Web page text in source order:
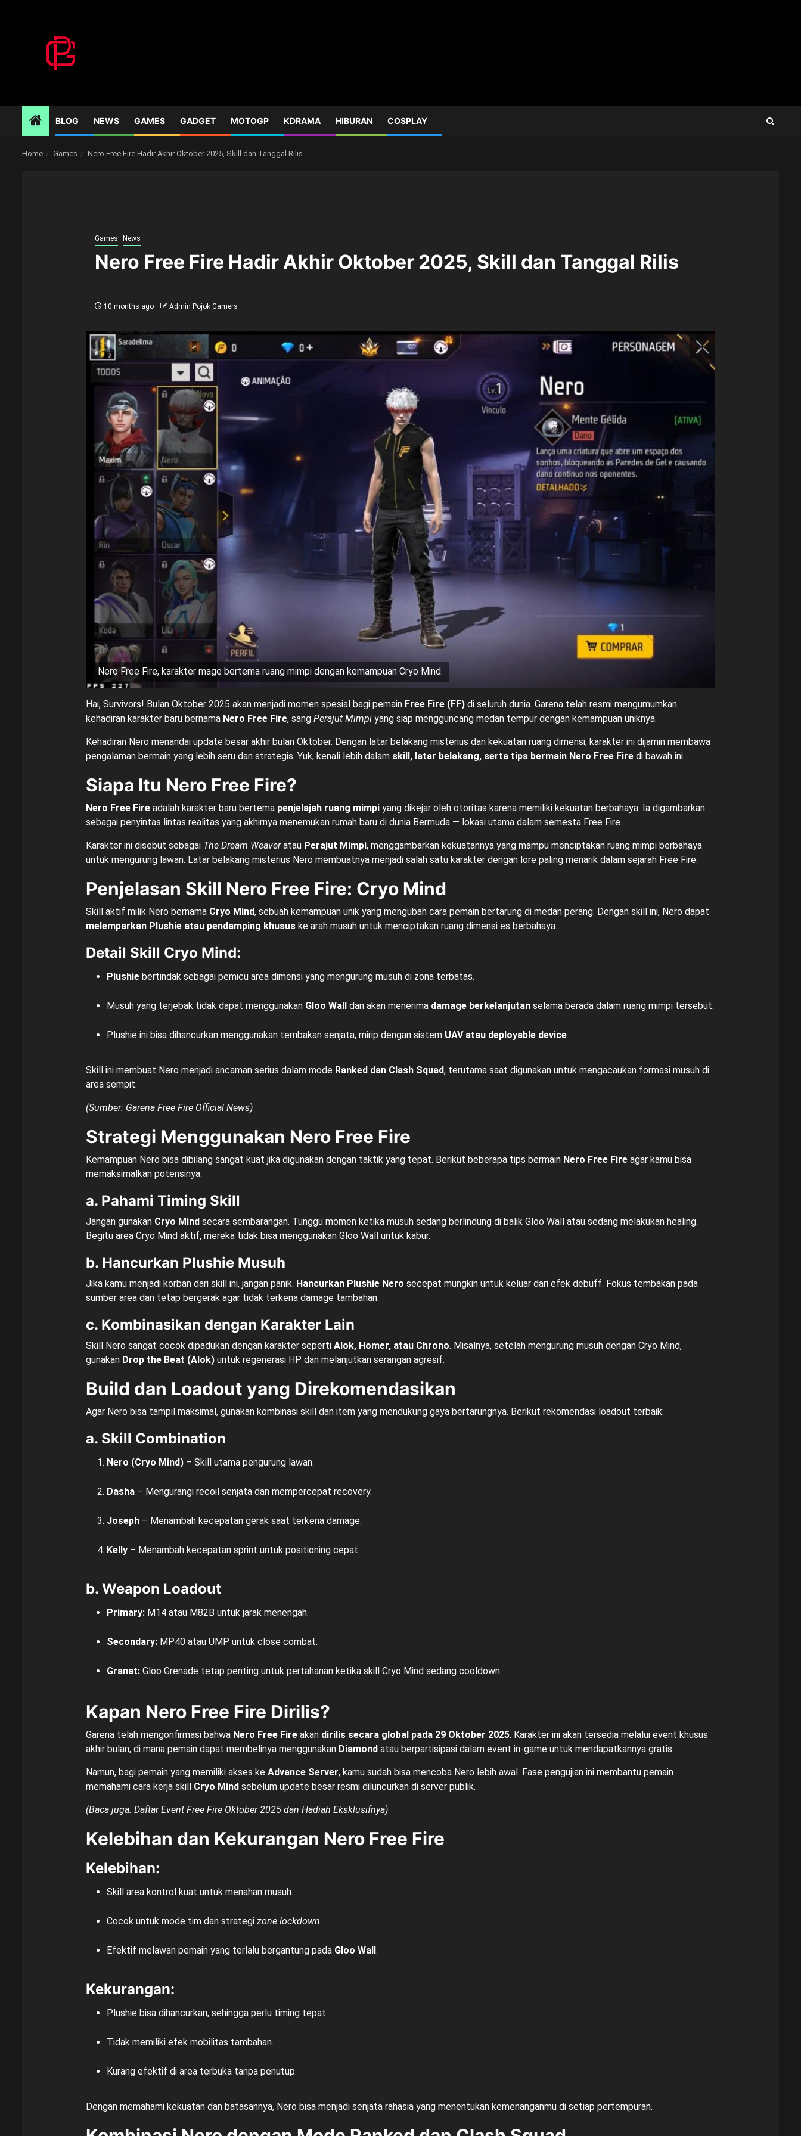
BLOG NEWS GAMES GADGET MOTOGP KDRAMA HIBURAN COSPLAY
Home Games Nero Free Fire Hadir Akhir Oktober 2025, Skill dan Tanggal Rilis
Games News
Nero Free Fire Hadir Akhir Oktober 2025, Skill dan Tanggal Rilis
10 months ago Admin Pojok Gamers
Nero Free Fire, karakter mage bertema ruang mimpi dengan kemampuan Cryo Mind.
Hai, Survivors! Bulan Oktober 2025 akan menjadi momen spesial bagi pemain Free Fire (FF)di seluruh dunia. Garena telah resmi mengumumkan
kehadiran karakter baru bernama Nero Free Fire, sang Perajut Mimpiyang siap mengguncang medan tempur dengan kemampuan uniknya.
Kehadiran Nero menandai update besar akhir bulan Oktober. Dengan latar belakang misterius dan kekuatan ruang dimensi, karakter ini dijamin membawa
pengalaman bermain yang lebih seru dan strategis. Yuk, kenali lebih dalam skill, latar belakang, serta tips bermain Nero Free Firedi bawah ini.
Siapa Itu Nero Free Fire?
Nero Free Fireadalah karakter baru bertema penjelajah ruang mimpiyang dikejar oleh otoritas karena memiliki kekuatan berbahaya. Ia digambarkan
sebagai penyintas lintas realitas yang akhirnya menemukan rumah baru di dunia Bermuda — lokasi utama dalam semesta Free Fire.
Karakter ini disebut sebagai The Dream Weaveratau Perajut Mimpi, menggambarkan kekuatannya yang mampu menciptakan ruang mimpi berbahaya
untuk mengurung lawan. Latar belakang misterius Nero membuatnya menjadi salah satu karakter dengan lore paling menarik dalam sejarah Free Fire.
Penjelasan Skill Nero Free Fire: Cryo Mind
Skill aktif milik Nero bernama Cryo Mind, sebuah kemampuan unik yang mengubah cara pemain bertarung di medan perang. Dengan skill ini, Nero dapat
melemparkan Plushie atau pendamping khususke arah musuh untuk menciptakan ruang dimensi es berbahaya.
Detail Skill Cryo Mind:
Plushiebertindak sebagai pemicu area dimensi yang mengurung musuh di zona terbatas.
Musuh yang terjebak tidak dapat menggunakan Gloo Walldan akan menerima damage berkelanjutanselama berada dalam ruang mimpi tersebut.
Plushie ini bisa dihancurkan menggunakan tembakan senjata, mirip dengan sistem UAV atau deployable device.
Skill ini membuat Nero menjadi ancaman serius dalam mode Ranked dan Clash Squad, terutama saat digunakan untuk mengacaukan formasi musuh di
area sempit.
(Sumber: Garena Free Fire Official News)
Strategi Menggunakan Nero Free Fire
Kemampuan Nero bisa dibilang sangat kuat jika digunakan dengan taktik yang tepat. Berikut beberapa tips bermain Nero Free Fireagar kamu bisa
memaksimalkan potensinya:
a. Pahami Timing Skill
Jangan gunakan Cryo Mindsecara sembarangan. Tunggu momen ketika musuh sedang berlindung di balik Gloo Wall atau sedang melakukan healing.
Begitu area Cryo Mind aktif, mereka tidak bisa menggunakan Gloo Wall untuk kabur.
b. Hancurkan Plushie Musuh
Jika kamu menjadi korban dari skill ini, jangan panik. Hancurkan Plushie Nero secepat mungkin untuk keluar dari efek debuff. Fokus tembakan pada
sumber area dan tetap bergerak agar tidak terkena damage tambahan.
c. Kombinasikan dengan Karakter Lain
Skill Nero sangat cocok dipadukan dengan karakter seperti Alok, Homer, atau Chrono. Misalnya, setelah mengurung musuh dengan Cryo Mind,
gunakan Drop the Beat (Alok)untuk regenerasi HP dan melanjutkan serangan agresif.
Build dan Loadout yang Direkomendasikan
Agar Nero bisa tampil maksimal, gunakan kombinasi skill dan item yang mendukung gaya bertarungnya. Berikut rekomendasi loadout terbaik:
a. Skill Combination
Nero (Cryo Mind)– Skill utama pengurung lawan.
Dasha– Mengurangi recoil senjata dan mempercepat recovery.
Joseph– Menambah kecepatan gerak saat terkena damage.
Kelly– Menambah kecepatan sprint untuk positioning cepat.
b. Weapon Loadout
Primary:M14 atau M82B untuk jarak menengah.
Secondary:MP40 atau UMP untuk close combat.
Granat:Gloo Grenade tetap penting untuk pertahanan ketika skill Cryo Mind sedang cooldown.
Kapan Nero Free Fire Dirilis?
Garena telah mengonfirmasi bahwa Nero Free Fireakan dirilis secara global pada 29 Oktober 2025. Karakter ini akan tersedia melalui event khusus
akhir bulan, di mana pemain dapat membelinya menggunakan Diamondatau berpartisipasi dalam event in-game untuk mendapatkannya gratis.
Namun, bagi pemain yang memiliki akses ke Advance Server, kamu sudah bisa mencoba Nero lebih awal. Fase pengujian ini membantu pemain
memahami cara kerja skill Cryo Mindsebelum update besar resmi diluncurkan di server publik.
(Baca juga: Daftar Event Free Fire Oktober 2025 dan Hadiah Eksklusifnya)
Kelebihan dan Kekurangan Nero Free Fire
Kelebihan:
Skill area kontrol kuat untuk menahan musuh.
Cocok untuk mode tim dan strategi zone lockdown.
Efektif melawan pemain yang terlalu bergantung pada Gloo Wall.
Kekurangan:
Plushie bisa dihancurkan, sehingga perlu timing tepat.
Tidak memiliki efek mobilitas tambahan.
Kurang efektif di area terbuka tanpa penutup.
Dengan memahami kekuatan dan batasannya, Nero bisa menjadi senjata rahasia yang menentukan kemenanganmu di setiap pertempuran.